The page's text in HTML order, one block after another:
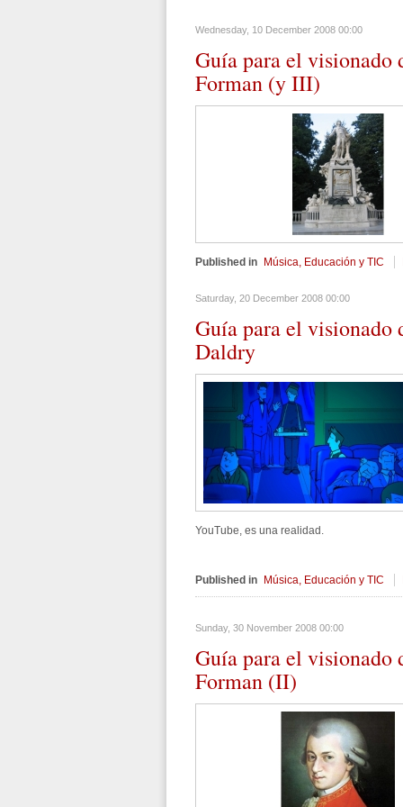
Wednesday, 10 December 2008 00:00
Guíapara el visionado
Forman (y III)
Published in Música, Educación y TIC
Saturday, 20 December 2008 00:00
Guíapara el
Daldry
YouTube, es una realidad.
Published in Música, Educación y TIC
Sunday, 30 November 2008 00:00
Guíapara el visionado
Forman (II)